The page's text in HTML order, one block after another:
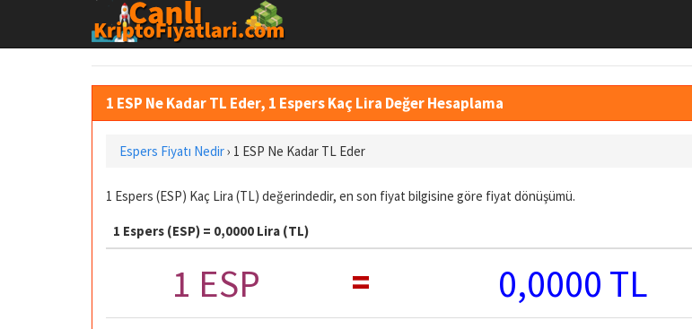
1 ESP Ne Kadar TL Eder, 1 Espers Kaç Lira Değer Hesaplama
Espers Fiyatı Nedir› 1 ESP Ne Kadar TL Eder
1 Espers (ESP) Kaç Lira (TL) değerindedir, en son fiyat bilgisine göre fiyat dönüşümü.
1 Espers (ESP) = 0,0000 Lira (TL)
1 ESP = 0,0000 TL